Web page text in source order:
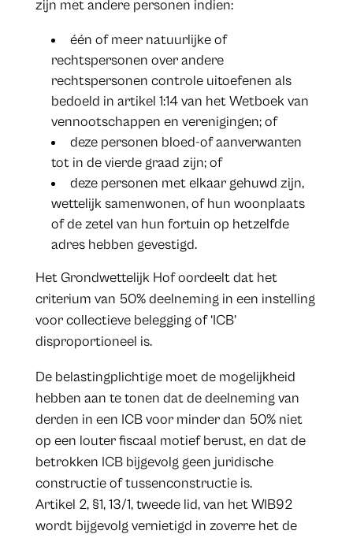
zijn met andere personen indien:
één of meer natuurlijke of
rechtspersonen over andere
rechtspersonen controle uitoefenen als
bedoeld in artikel 1:14 van het Wetboek van
vennootschappen en verenigingen; of
deze personen bloed-of aanverwanten
tot in de vierde graad zijn; of
deze personen met elkaar gehuwd zijn,
wettelijk samenwonen, of hun woonplaats
of de zetel van hun fortuin op hetzelfde
adres hebben gevestigd.
Het Grondwettelijk Hof oordeelt dat het
criterium van 50% deelneming in een instelling
voor collectieve belegging of ‘ICB’
disproportioneel is.
De belastingplichtige moet de mogelijkheid
hebben aan te tonen dat de deelneming van
derden in een ICB voor minder dan 50% niet
op een louter fiscaal motief berust, en dat de
betrokken ICB bijgevolg geen juridische
constructie of tussenconstructie is.
Artikel 2, §1, 13/1, tweede lid, van het WIB92
wordt bijgevolg vernietigd in zoverre het de